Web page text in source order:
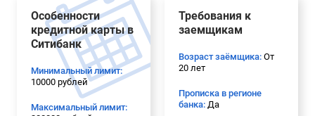
Особенности
кредитной карты в
Ситибанк
Минимальный лимит:
10000 рублей
Максимальный лимит:
Требования к
заемщикам
Возраст заёмщика: От
20 лет
Прописка в регионе
банка: Да